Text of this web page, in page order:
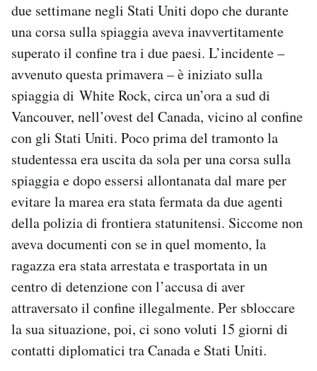
Hai bisogno di aiuto?
Esci
due settimane negli Stati Uniti dopo che durante
una corsa sulla spiaggia aveva inavvertitamente
superato il confine tra i due paesi. L’incidente –
avvenuto questa primavera – è iniziato sulla
spiaggia di White Rock, circa un’ora a sud di
Vancouver, nell’ovest del Canada, vicino al confine
con gli Stati Uniti. Poco prima del tramonto la
studentessa era uscita da sola per una corsa sulla
spiaggia e dopo essersi allontanata dal mare per
evitare la marea era stata fermata da due agenti
della polizia di frontiera statunitensi. Siccome non
aveva documenti con se in quel momento, la
ragazza era stata arrestata e trasportata in un
centro di detenzione con l’accusa di aver
attraversato il confine illegalmente. Per sbloccare
la sua situazione, poi, ci sono voluti 15 giorni di
contatti diplomatici tra Canada e Stati Uniti.